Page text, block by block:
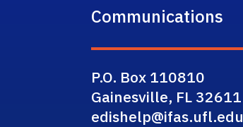
Communications
P.O. Box 110810
Gainesville, FL 32611
edishelp@ifas.ufl.edu